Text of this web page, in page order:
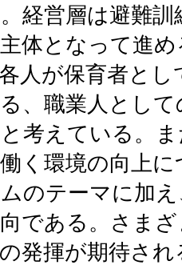
経営層は避難
体となって進
人が保育者と
、職業人とし
考えている。
く環境の向上
のテーマに加
である。さま
発揮が期待され